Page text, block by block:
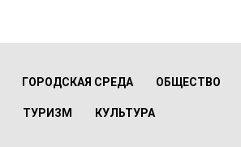
ГОРОДСКАЯ СРЕДА ОБЩЕСТВО
ТУРИЗМ КУЛЬТУРА